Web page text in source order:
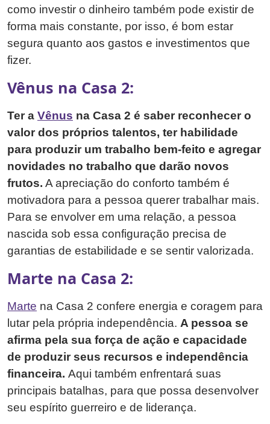
como investir o dinheiro também pode existir de
forma mais constante, por isso, é bom estar
segura quanto aos gastos e investimentos que
fizer.
Vênus na Casa 2:
Ter a Vênus na Casa 2 é saber reconhecer o
valor dos próprios talentos, ter habilidade
para produzir um trabalho bem-feito e agregar
novidades no trabalho que darão novos
frutos. A apreciação do conforto também é
motivadora para a pessoa querer trabalhar mais.
Para se envolver em uma relação, a pessoa
nascida sob essa configuração precisa de
garantias de estabilidade e se sentir valorizada.
Marte na Casa 2:
Marte na Casa 2 confere energia e coragem para
lutar pela própria independência. A pessoa se
afirma pela sua força de ação e capacidade
de produzir seus recursos e independência
financeira. Aqui também enfrentará suas
principais batalhas, para que possa desenvolver
seu espírito guerreiro e de liderança.